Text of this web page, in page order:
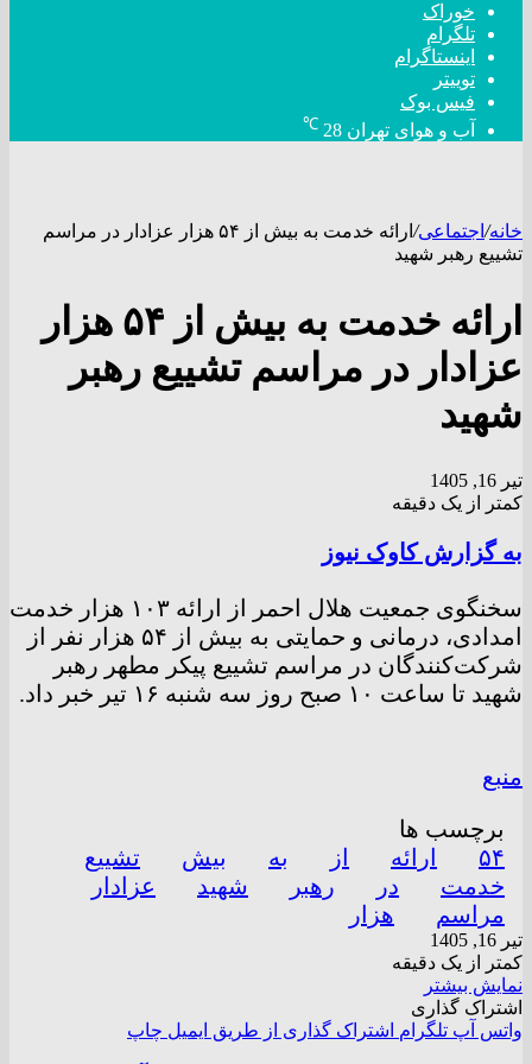
خوراک
تلگرام
اینستاگرام
توییتر
فیس بوک
آب و هوای تهران 28
℃
خانه/ اجتماعی/
ارائه خدمت به بیش از ۵۴ هزار عزادار در مراسم
تشییع رهبر شهید
ارائه خدمت به بیش از ۵۴ هزار
عزادار در مراسم تشییع رهبر
شهید
تیر 16, 1405
کمتر از یک دقیقه
به گزارش کاوک نیوز
سخنگوی جمعیت هلال احمر از ارائه ۱۰۳ هزار خدمت
امدادی، درمانی و حمایتی به بیش از ۵۴ هزار نفر از
شرکت‌کنندگان در مراسم تشییع پیکر مطهر رهبر
شهید تا ساعت ۱۰ صبح روز سه شنبه ۱۶ تیر خبر داد.
منبع
برچسب ها
۵۴
ارائه از به بیش
تشییع
خدمت
در رهبر شهید
عزادار
مراسم
هزار
تیر 16, 1405
کمتر از یک دقیقه
نمایش بیشتر
اشتراک گذاری
واتس آپ تلگرام اشتراک گذاری از طریق ایمیل چاپ